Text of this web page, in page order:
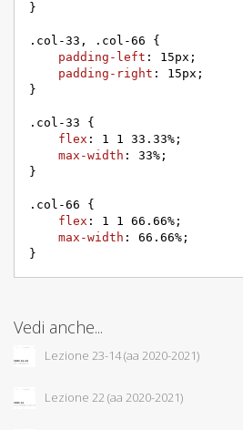
}
.col-33 , .col-66 {
padding-left : 15px ;
padding-right : 15px ;
}
.col-33 {
flex : 1 1 33.33% ;
max-width : 33% ;
}
.col-66 {
flex : 1 1 66.66% ;
max-width : 66.66% ;
}
Vedi anche...
Lezione 23-14 (aa 2020-2021)
Lezione 22 (aa 2020-2021)